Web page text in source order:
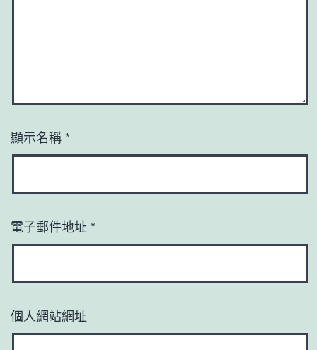
顯示名稱 *
電子郵件地址 *
個人網站網址